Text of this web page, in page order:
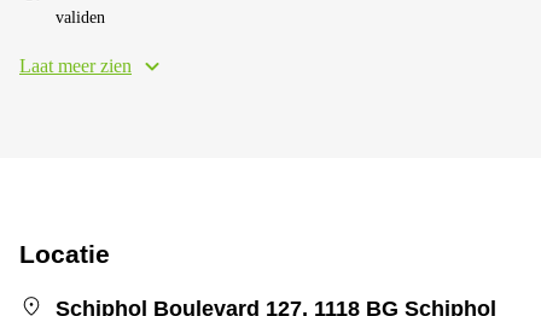
validen
Laat meer zien
Locatie
Schiphol Boulevard 127, 1118 BG Schiphol